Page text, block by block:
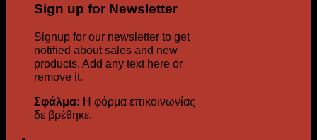
Sign up for Newsletter
Signup for our newsletter to get
notified about sales and new
products. Add any text here or
remove it.
Σφάλμα: Η φόρμα επικοινωνίας
δε βρέθηκε.